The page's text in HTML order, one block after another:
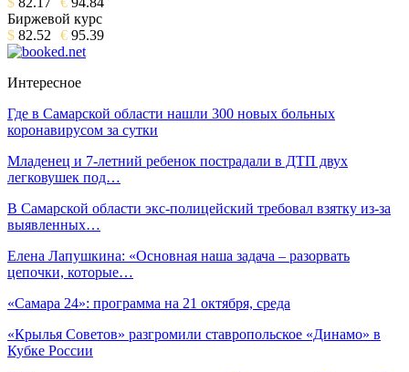
Биржевой курс
$ 82.52 € 95.39
Интересное
Где в Самарской области нашли 300 новых больных
коронавирусом за сутки
Младенец и 7-летний ребенок пострадали в ДТП двух
легковушек под…
В Самарской области экс-полицейский требовал взятку из-за
выявленных…
Елена Лапушкина: «Основная наша задача – разорвать
цепочки, которые…
«Самара 24»: программа на 21 октября, среда
«Крылья Советов» разгромили ставропольское «Динамо» в
Кубке России